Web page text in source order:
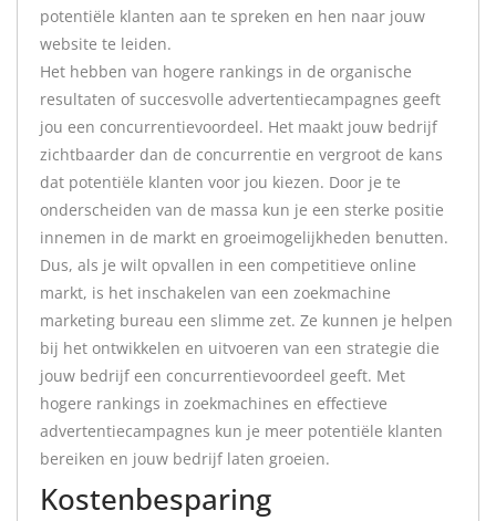
potentiële klanten aan te spreken en hen naar jouw
website te leiden.
Het hebben van hogere rankings in de organische
resultaten of succesvolle advertentiecampagnes geeft
jou een concurrentievoordeel. Het maakt jouw bedrijf
zichtbaarder dan de concurrentie en vergroot de kans
dat potentiële klanten voor jou kiezen. Door je te
onderscheiden van de massa kun je een sterke positie
innemen in de markt en groeimogelijkheden benutten.
Dus, als je wilt opvallen in een competitieve online
markt, is het inschakelen van een zoekmachine
marketing bureau een slimme zet. Ze kunnen je helpen
bij het ontwikkelen en uitvoeren van een strategie die
jouw bedrijf een concurrentievoordeel geeft. Met
hogere rankings in zoekmachines en effectieve
advertentiecampagnes kun je meer potentiële klanten
bereiken en jouw bedrijf laten groeien.
Kostenbesparing